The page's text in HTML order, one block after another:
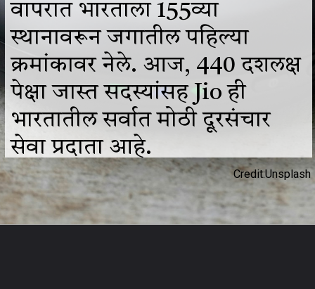
Credit:Unsplash
वापरात भारताला 155व्या
स्थानावरून जगातील पहिल्या
क्रमांकावर नेले. आज, 440 दशलक्ष
पेक्षा जास्त सदस्यांसह Jio ही
भारतातील सर्वात मोठी दूरसंचार
सेवा प्रदाता आहे.